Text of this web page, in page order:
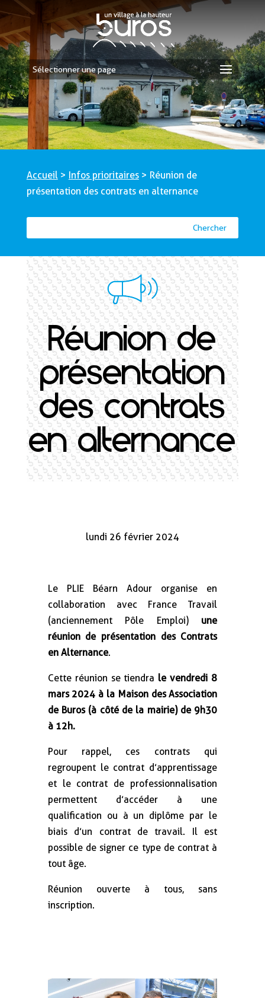
Sélectionner une page
Accueil> Infos prioritaires> Réunion de
présentation des contrats en alternance
Réunion de
présentation
des contrats
en alternance
lundi 26 février 2024
Le PLIE Béarn Adour organise en
collaboration avec France Travail
(anciennement Pôle Emploi) une
réunion de présentation des Contrats
en Alternance.
Cette réunion se tiendra le vendredi 8
mars 2024 à la Maison des Association
de Buros (à côté de la mairie) de 9h30
à 12h.
Pour rappel, ces contrats qui
regroupent le contrat d’apprentissage
et le contrat de professionnalisation
permettent d’accéder à une
qualification ou à un diplôme par le
biais d’un contrat de travail. Il est
possible de signer ce type de contrat à
tout âge.
Réunion ouverte à tous, sans
inscription.